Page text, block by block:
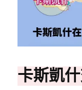
卡斯凱